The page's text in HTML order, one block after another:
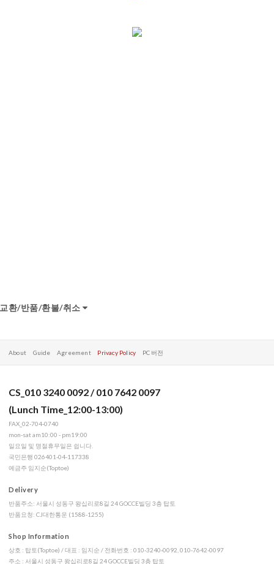
교환/반품/환불/취소
About Guide Agreement Privacy Policy PC 버전
CS_010 3240 0092 / 010 7642 0097
(Lunch Time_12:00-13:00)
FAX_02-704-0740
mon-sat am10:00 - pm19:00
일요일 및 명절휴무일은 쉽니다.
국민은행 026401-04-117338
예금주 임지순(Toptoe)
Delivery
반품주소: 서울시 성동구 왕십리로8길 24 GOCCE빌딩 3층 탑토
반품요청: CJ대한통운 (1588-1255)
Shop Information
상호 : 탑토(Toptoe) / 대표 : 임지순 / 전화번호 : 010-3240-0092, 010-7642-0097
주소 : 서울시 성동구 왕십리로8길 24 GOCCE빌딩 3층 탑토